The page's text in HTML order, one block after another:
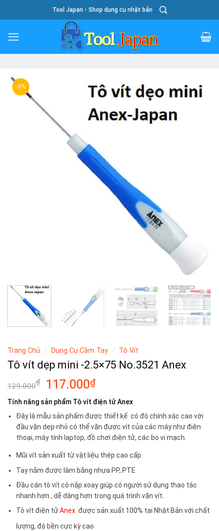
To
Content
Tool Japan - Shop dụng cụ nhật bản
-9%
Trang Chủ / Dụng Cụ Cầm Tay / Tô Vít
Tô vít dẹp mini -2.5×75 No.3521 Anex
129.000₫
Giá
gốc
là:
129.000₫.
117.000₫Giá
hiện
tại
là:
117.000₫.
Tính năng sản phẩm Tô vít điện tử Anex
Đây là mẫu sản phẩm được thiết kế có độ chính xác cao với
đầu vặn dẹp nhỏ có thể vặn được vít của các máy như điện
thoại, máy tính laptop, đồ chơi điện tử, các bo vi mạch.
Mũi vít sản xuất từ vật liệu thép cao cấp.
Tay nắm được làm bằng nhựa PP, PTE
Đầu cán tô vít có nắp xoay giúp có người sử dụng thao tác
nhanh hơn , dễ dàng hơn trong quá trình vặn vít.
Tô vít điện tửAnex được sản xuất 100% tại Nhật Bản với chất
lượng, độ bền cực kỳ cao